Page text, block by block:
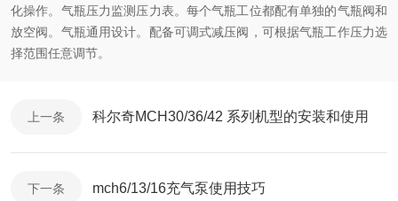
化操作。气瓶压力监测压力表。每个气瓶工位都配有单独的气瓶阀和
放空阀。气瓶通用设计。配备可调式减压阀，可根据气瓶工作压力选
择范围任意调节。
上一条 科尔奇MCH30/36/42 系列机型的安装和使用
下一条 mch6/13/16充气泵使用技巧